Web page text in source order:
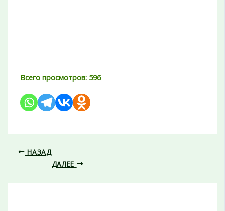
Всего просмотров: 596
НАЗАД
ДАЛЕЕ